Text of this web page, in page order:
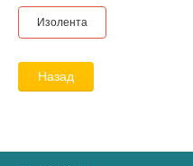
Изолента
Назад